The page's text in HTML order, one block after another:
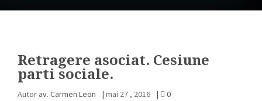
Retragere asociat. Cesiune
parti sociale.
Autor av. Carmen Leon | mai 27 , 2016 | 0